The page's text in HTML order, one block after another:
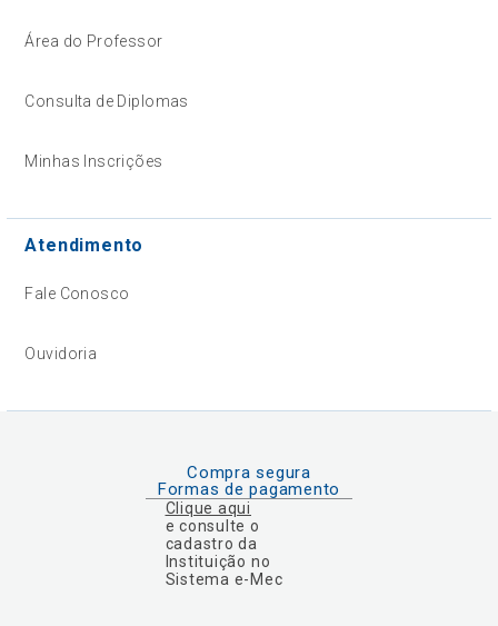
Área do Professor
Consulta de Diplomas
Minhas Inscrições
Atendimento
Fale Conosco
Ouvidoria
Compra segura
Formas de pagamento
Clique aqui
e consulte o
cadastro da
Instituição no
Sistema e-Mec